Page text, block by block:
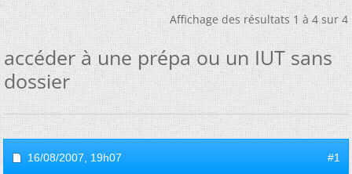
Affichage des résultats 1 à 4 sur 4
accéder à une prépa ou un IUT sans
dossier
16/08/2007, 19h07 #1